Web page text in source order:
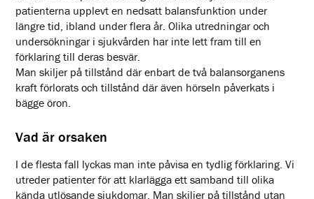
patienterna upplevt en nedsatt balansfunktion under
längre tid, ibland under flera år. Olika utredningar och
undersökningar i sjukvården har inte lett fram till en
förklaring till deras besvär.
Man skiljer på tillstånd där enbart de två balansorganens
kraft förlorats och tillstånd där även hörseln påverkats i
bägge öron.
Vad är orsaken
I de flesta fall lyckas man inte påvisa en tydlig förklaring. Vi
utreder patienter för att klarlägga ett samband till olika
kända utlösande sjukdomar. Man skiljer på tillstånd utan